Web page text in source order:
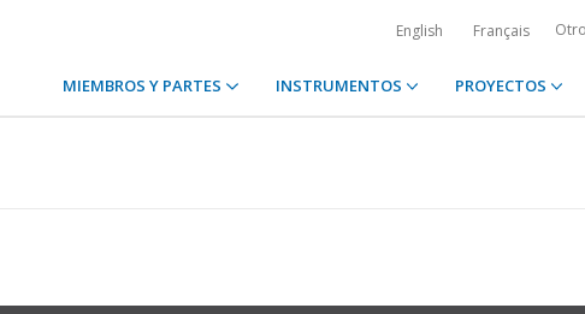
English Français
MIEMBROS Y PARTES INSTRUMENTOS PROYECTOS